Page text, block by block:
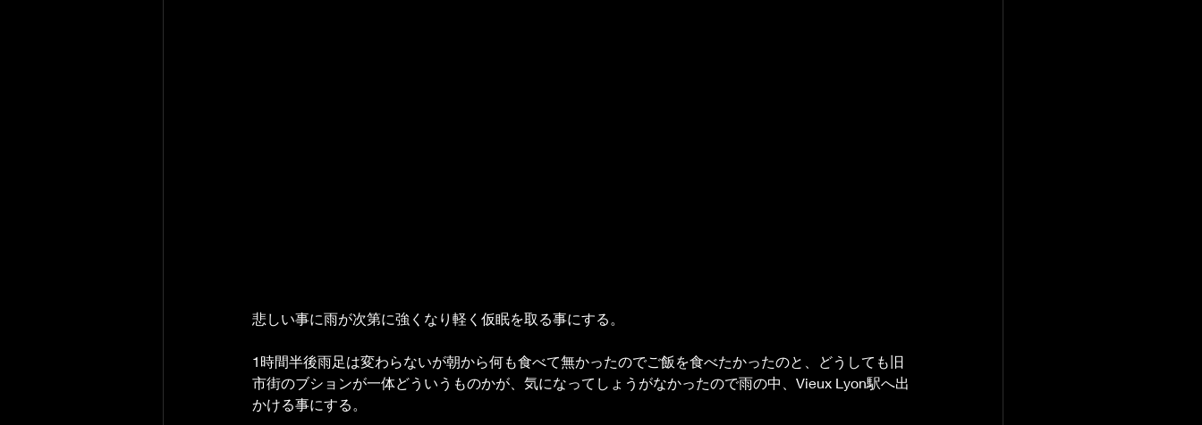
悲しい事に雨が次第に強くなり軽く仮眠を取る事にする。
1時間半後雨足は変わらないが朝から何も食べて無かったのでご飯を食べたかったのと、どうしても旧
市街のブションが一体どういうものかが、気になってしょうがなかったので雨の中、Vieux Lyon駅へ出
かける事にする。